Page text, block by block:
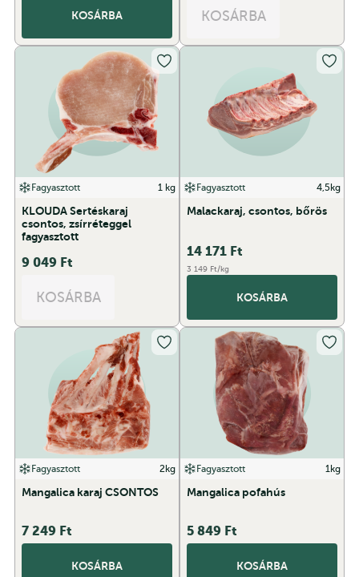
KOSÁRBA KOSÁRBA
Fagyasztott 1 kg
KLOUDA Sertéskaraj
csontos, zsírréteggel
fagyasztott
9 049 Ft
KOSÁRBA
Fagyasztott 4,5kg
Malackaraj, csontos, bőrös
14 171 Ft
3 149 Ft/kg
KOSÁRBA
Fagyasztott 2kg
Mangalica karaj CSONTOS
7 249 Ft
KOSÁRBA
Fagyasztott 1kg
Mangalica pofahús
5 849 Ft
KOSÁRBA